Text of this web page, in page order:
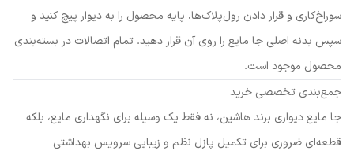
سوراخ‌کاری و قرار دادن رول‌پلاک‌ها، پایه محصول را به دیوار پیچ کنید و
سپس بدنه اصلی جا مایع را روی آن قرار دهید. تمام اتصالات در بسته‌بندی
محصول موجود است.
جمع‌بندی تخصصی خرید
جا مایع دیواری برند هاشین، نه فقط یک وسیله برای نگهداری مایع، بلکه
قطعه‌ای ضروری برای تکمیل پازل نظم و زیبایی سرویس بهداشتی